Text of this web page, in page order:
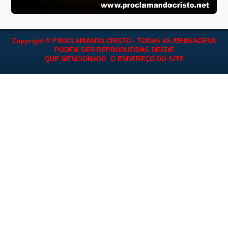
Copyright © PROCLAMANDO CRISTO - TODAS AS MENSAGENS
PODEM SER REPRODUZIDAS DESDE
QUE MENCIONADO O ENDEREÇO DO SITE